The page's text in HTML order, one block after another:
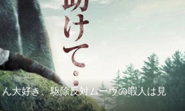
大好き、駆除反対ムーヴの暇人は見